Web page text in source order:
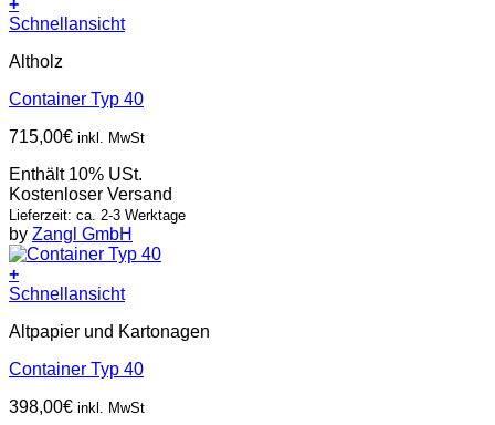
+
Schnellansicht
Altholz
Container Typ 40
715,00€ inkl. MwSt
Enthält 10% USt.
Kostenloser Versand
Lieferzeit: ca. 2-3 Werktage
by Zangl GmbH
+
Schnellansicht
Altpapier und Kartonagen
Container Typ 40
398,00€ inkl. MwSt